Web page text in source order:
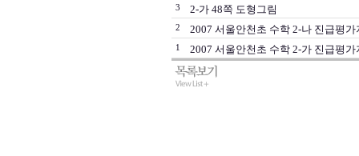
3 2-가 48쪽 도형그림
2 2007 서울안천초 수학 2-나 진급평가
1 2007 서울안천초 수학 2-가 진급평가